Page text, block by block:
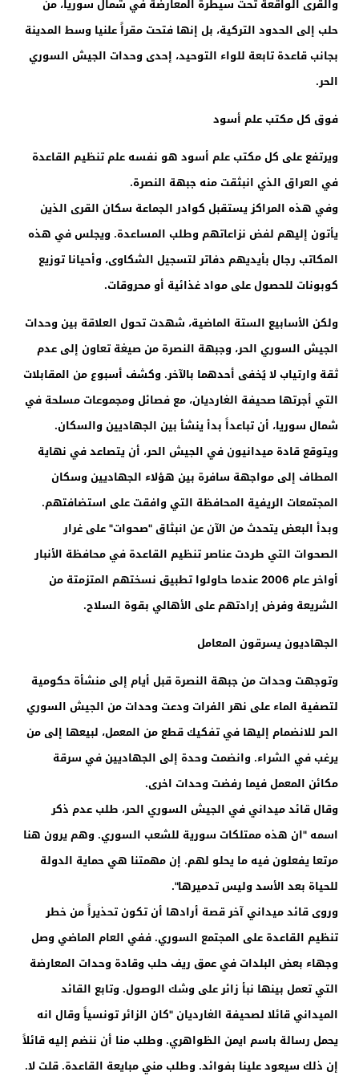
والقرى الواقعة تحت سيطرة المعارضة في شمال سوريا، من
حلب إلى الحدود التركية، بل إنها فتحت مقراً علنيا وسط المدينة
بجانب قاعدة تابعة للواء التوحيد، إحدى وحدات الجيش السوري
الحر.
فوق كل مكتب علم أسود
ويرتفع على كل مكتب علم أسود هو نفسه علم تنظيم القاعدة
في العراق الذي انبثقت منه جبهة النصرة.
وفي هذه المراكز يستقبل كوادر الجماعة سكان القرى الذين
يأتون إليهم لفض نزاعاتهم وطلب المساعدة. ويجلس في هذه
المكاتب رجال بأيديهم دفاتر لتسجيل الشكاوى، وأحيانا توزيع
كوبونات للحصول على مواد غذائية أو محروقات.
ولكن الأسابيع الستة الماضية، شهدت تحول العلاقة بين وحدات
الجيش السوري الحر، وجبهة النصرة من صيغة تعاون إلى عدم
ثقة وارتياب لا يُخفى أحدهما بالآخر. وكشف أسبوع من المقابلات
التي أجرتها صحيفة الغارديان، مع فصائل ومجموعات مسلحة في
شمال سوريا، أن تباعداً بدأ ينشأ بين الجهاديين والسكان.
ويتوقع قادة ميدانيون في الجيش الحر، أن يتصاعد في نهاية
المطاف إلى مواجهة سافرة بين هؤلاء الجهاديين وسكان
المجتمعات الريفية المحافظة التي وافقت على استضافتهم.
وبدأ البعض يتحدث من الآن عن انبثاق "صحوات" على غرار
الصحوات التي طردت عناصر تنظيم القاعدة في محافظة الأنبار
أواخر عام 2006 عندما حاولوا تطبيق نسختهم المتزمتة من
الشريعة وفرض إرادتهم على الأهالي بقوة السلاح.
الجهاديون يسرقون المعامل
وتوجهت وحدات من جبهة النصرة قبل أيام إلى منشأة حكومية
لتصفية الماء على نهر الفرات ودعت وحدات من الجيش السوري
الحر للانضمام إليها في تفكيك قطع من المعمل، لبيعها إلى من
يرغب في الشراء. وانضمت وحدة إلى الجهاديين في سرقة
مكائن المعمل فيما رفضت وحدات اخرى.
وقال قائد ميداني في الجيش السوري الحر، طلب عدم ذكر
اسمه "ان هذه ممتلكات سورية للشعب السوري. وهم يرون هنا
مرتعا يفعلون فيه ما يحلو لهم. إن مهمتنا هي حماية الدولة
للحياة بعد الأسد وليس تدميرها".
وروى قائد ميداني آخر قصة أرادها أن تكون تحذيراً من خطر
تنظيم القاعدة على المجتمع السوري. ففي العام الماضي وصل
وجهاء بعض البلدات في عمق ريف حلب وقادة وحدات المعارضة
التي تعمل بينها نبأ زائر على وشك الوصول. وتابع القائد
الميداني قائلا لصحيفة الغارديان "كان الزائر تونسياً وقال انه
يحمل رسالة باسم ايمن الظواهري. وطلب منا أن ننضم إليه قائلاً
إن ذلك سيعود علينا بفوائد. وطلب مني مبايعة القاعدة. قلت لا.